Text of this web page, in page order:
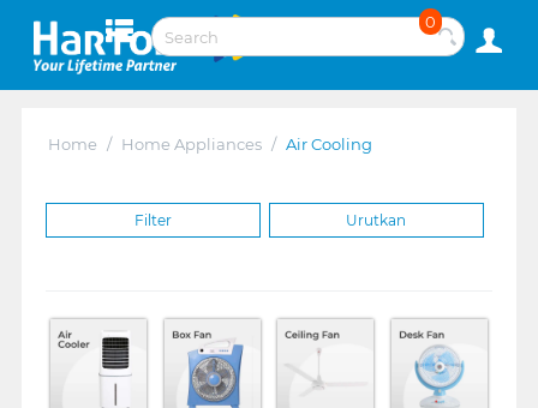
0
Home / Home Appliances / Air Cooling
Filter Urutkan